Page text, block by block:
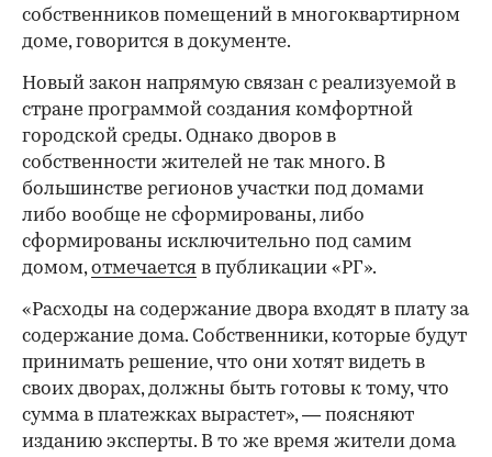
собственников помещений в многоквартирном
доме, говорится в документе.
Новый закон напрямую связан с реализуемой в
стране программой создания комфортной
городской среды. Однако дворов в
собственности жителей не так много. В
большинстве регионов участки под домами
либо вообще не сформированы, либо
сформированы исключительно под самим
домом,отмечается в публикации «РГ».
«Расходы на содержание двора входят в плату за
содержание дома. Собственники, которые будут
принимать решение, что они хотят видеть в
своих дворах, должны быть готовы к тому, что
сумма в платежках вырастет», — поясняют
изданию эксперты. В то же время жители дома